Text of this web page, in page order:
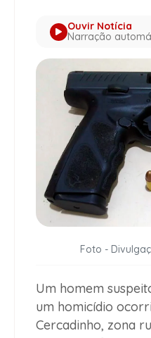
Ouvir Notícia
Narração
Foto -
Um homem
um homicídio
Cercadinho, zona